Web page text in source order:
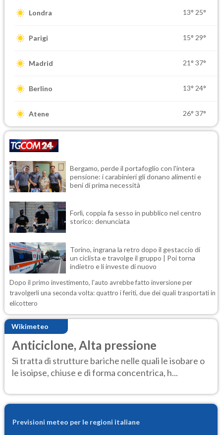
Londra 13° 25°
Parigi 15° 29°
Madrid 21° 37°
Berlino 13° 24°
Atene 26° 37°
Bergamo, perde il portafoglio con l'intera
pensione: i carabinieri gli donano alimenti e
beni di prima necessità
Forlì, coppia fa sesso in pubblico nel centro
storico: denunciata
Torino, ingrana la retro dopo il gestaccio di
un ciclista e travolge il gruppo | Poi torna
indietro e li investe di nuovo
Dopo il primo investimento, l'auto avrebbe fatto inversione per
travolgerli una seconda volta: quattro i feriti, due dei quali trasportati in
elicottero
Wikimeteo
Anticiclone, Alta pressione
Si tratta di strutture bariche nelle quali le isobare o
le isoipse, chiuse e di forma concentrica, h...
Previsioni meteo per le regioni italiane